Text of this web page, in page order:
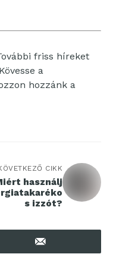
friss híreket
a
hozzánk a
CIKK
használj
s izzót?